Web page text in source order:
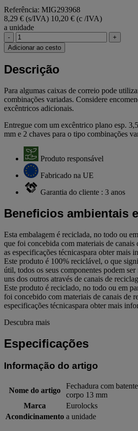
Referência: MIG293968
8,29 € (s/IVA) 10,20 € (c /IVA)
a unidade
-
+
Adicionar ao cesto
Descrição
Para algumas caixas de correio pode
combinações variadas. Considere
excêntricos adicionais.
Entregue com um excêntrico plano esp.
mm e 2 chaves para o tipo combinações
Produto responsável
Fabricado na UE
Garantia do cliente : 3 anos
Beneficios ambientais
Esta embalagem é reciclada, no todo ou
que foi concebida com materiais de canais
as especificações técnicaspara obter mais
Este produto é 100% reciclável, o que
útil, todos os seus componentes podem
uns dos outros através de canais de
Este produto é reciclado, no todo ou em
foi concebido com materiais de canais de
especificações técnicaspara obter mais
Descubra mais
Especificações
Informação do artigo
Nome do artigo
Fechadura com
corpo 13 mm
Marca
Eurolocks
Acondicinamento a unidade